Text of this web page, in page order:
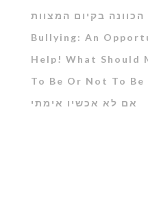
בקיום המצוות
Bullying: An
Help! What Should
To Be Or Not To
אם לא אכשיו אימתי